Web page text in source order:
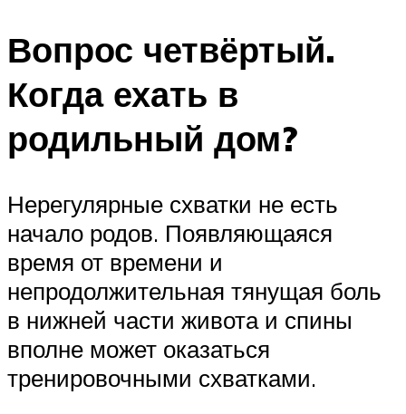
Вопрос четвёртый.
Когда ехать в
родильный дом?
Нерегулярные схватки не есть
начало родов. Появляющаяся
время от времени и
непродолжительная тянущая боль
в нижней части живота и спины
вполне может оказаться
тренировочными схватками.